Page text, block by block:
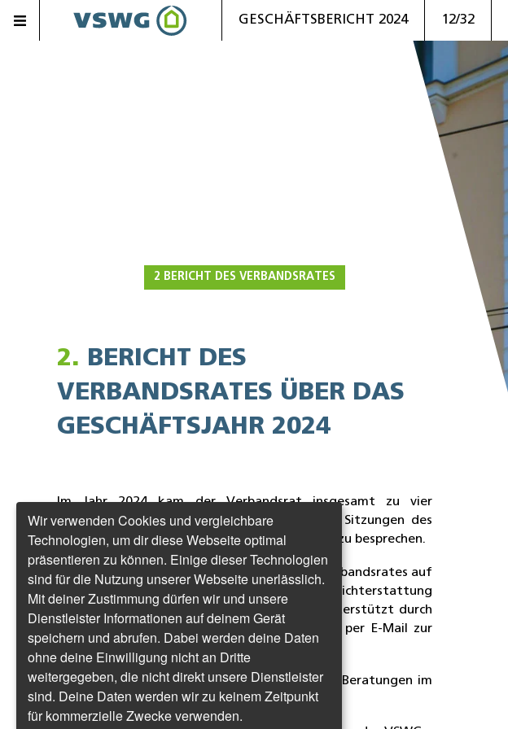
GESCHÄFTSBERICHT 2024 12/32
2 BERICHT DES VERBANDSRATES
2. BERICHT DES
VERBANDSRATES ÜBER DAS
GESCHÄFTSJAHR 2024
Im Jahr 2024 kam der Verbandsrat insgesamt zu vier
Sitzungen zusammen. Zusätzlich fanden drei Sitzungen des
Präsidiums statt, um weiterführende Themen zu besprechen.
Der Vorstand nahm an allen Sitzungen des Verbandsrates auf
Einladung als Berichterstatter teil. Die Berichterstattung
erfolgte sowohl mündlich als auch digital, unterstützt durch
Präsentationen und Vorabinformationen, die per E-Mail zur
Zu den satzungsgemäßen Schwerpunkten der Beratungen im
Jahr 2024 gehörten:
Wir verwenden Cookies und vergleichbare
Technologien, um dir diese Webseite optimal
präsentieren zu können. Einige dieser Technologien
sind für die Nutzung unserer Webseite unerlässlich.
Mit deiner Zustimmung dürfen wir und unsere
Dienstleister Informationen auf deinem Gerät
speichern und abrufen. Dabei werden deine Daten
ohne deine Einwilligung nicht an Dritte
weitergegeben, die nicht direkt unsere Dienstleister
sind. Deine Daten werden wir zu keinem Zeitpunkt
für kommerzielle Zwecke verwenden.